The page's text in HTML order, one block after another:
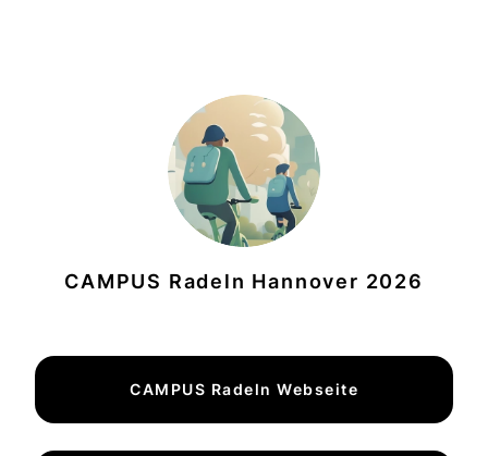
CAMPUS Radeln Hannover 2026
CAMPUS Radeln Webseite